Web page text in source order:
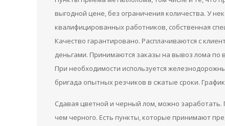
выгодной цене, без ограничения количества. У
квалифицированных работников, собственная
Качество гарантировано. Расплачиваются с
деньгами. Принимаются заказы на вывоз лома по
При необходимости используется
бригада опытных резчиков в сжатые сроки.
Сдавая цветной и черный лом, можно
чем черного. Есть пункты, которые принимают